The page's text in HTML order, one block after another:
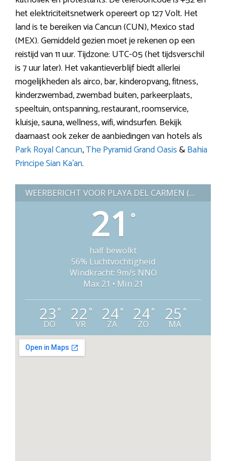
het elektriciteitsnetwerk opereert op 127 Volt. Het
land is te bereiken via Cancun (CUN), Mexico stad
(MEX). Gemiddeld gezien moet je rekenen op een
reistijd van 11 uur. Tijdzone: UTC-05 (het tijdsverschil
is 7 uur later). Het vakantieverblijf biedt allerlei
mogelijkheden als airco, bar, kinderopvang, fitness,
kinderzwembad, zwembad buiten, parkeerplaats,
speeltuin, ontspanning, restaurant, roomservice,
kluisje, sauna, wellness, wifi, windsurfen. Bekijk
daarnaast ook zeker de aanbiedingen van hotels als
Park Royal Cancun,The Pyramid Grand Oasis&Bahia
Principe Sian Ka’an.
WEERBERICHT VOOR PLAYA DEL CARMEN (MEXICO)
21 °
half bewolkt
56% Luchtvochtigheid
Windkracht: 9m/s NNO
Max 21 • Min 21
23°
DO
22°
VR
24°
ZA
24°
ZO
25°
MA